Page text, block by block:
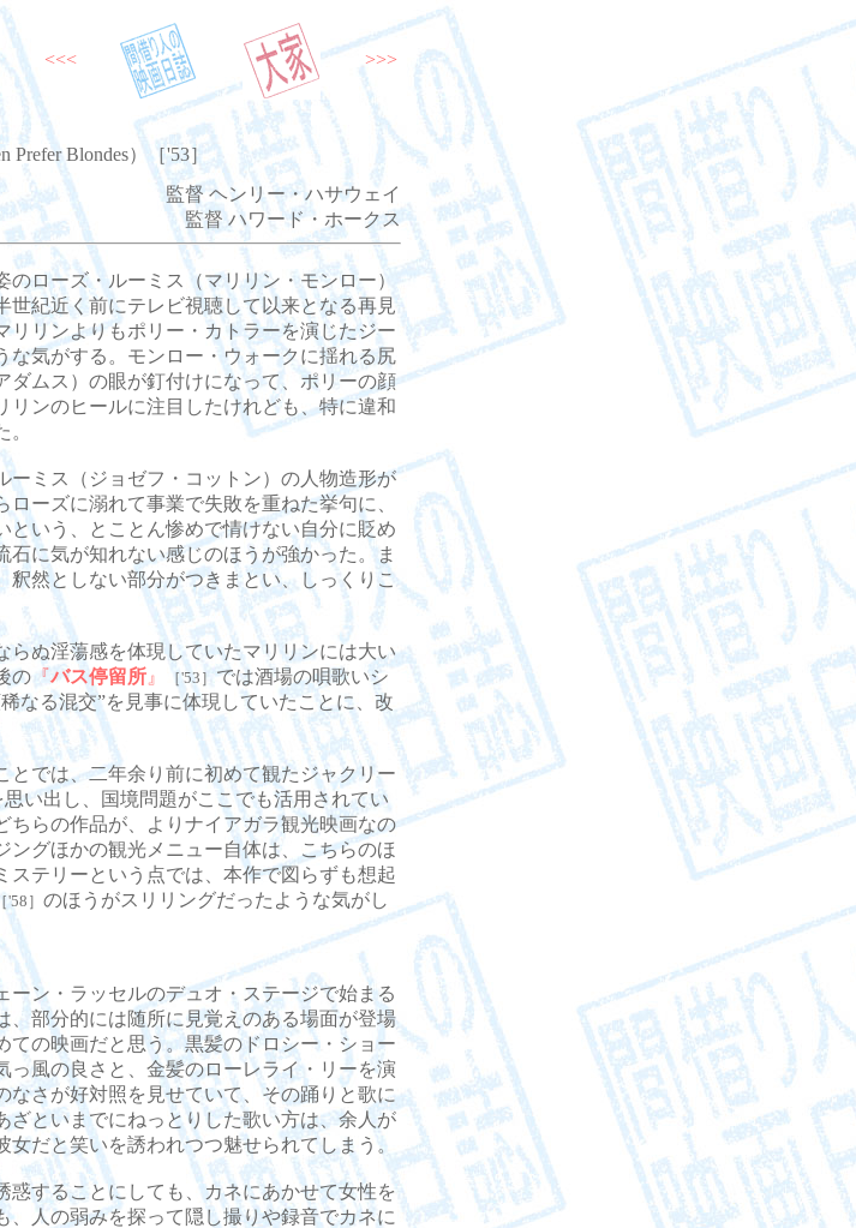
<<< >>>
Prefer Blondes）［'53］
監督 ヘンリー・ハサウェイ
監督 ハワード・ホークス
ローズ・ルーミス（マリリン・モンロー）
世紀近く前にテレビ視聴して以来となる再見
リリンよりもポリー・カトラーを演じたジー
な気がする。モンロー・ウォークに揺れる尻
ダムス）の眼が釘付けになって、ポリーの顔
リンのヒールに注目したけれども、特に違和
ミス（ジョゼフ・コットン）の人物造形が
ーズに溺れて事業で失敗を重ねた挙句に、
という、とことん惨めで情けない自分に貶め
に気が知れない感じのほうが強かった。ま
釈然としない部分がつきまとい、しっくりこ
ぬ淫蕩感を体現していたマリリンには大い
の『バス停留所 』 ［'53］では酒場の唄歌いシ
なる混交”を見事に体現していたことに、改
では、二年余り前に初めて観たジャクリー
思い出し、国境問題がここでも活用されてい
ちらの作品が、よりナイアガラ観光映画なの
ングほかの観光メニュー自体は、こちらのほ
ステリーという点では、本作で図らずも想起
'58］ のほうがスリリングだったような気がし
ン・ラッセルのデュオ・ステージで始まる
、部分的には随所に見覚えのある場面が登場
ての映画だと思う。黒髪のドロシー・ショー
っ風の良さと、金髪のローレライ・リーを演
なさが好対照を見せていて、その踊りと歌に
ざといまでにねっとりした歌い方は、余人が
だと笑いを誘われつつ魅せられてしまう。
することにしても、カネにあかせて女性を
、人の弱みを探って隠し撮りや録音でカネに